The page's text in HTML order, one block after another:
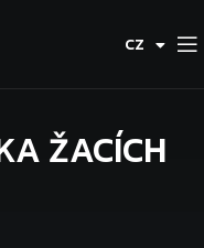
CZ
ES
ŽACÍCH